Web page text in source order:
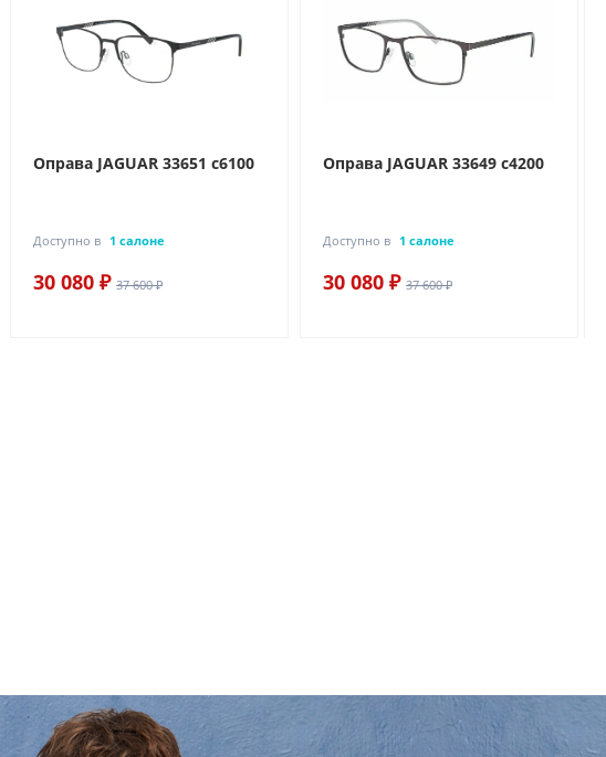
Оправа JAGUAR 33651 c6100
Доступно в 1 салоне
30 080 ₽ 37 600 ₽
Оправа JAGUAR 33649 c4200
Доступно в 1 салоне
30 080 ₽ 37 600 ₽